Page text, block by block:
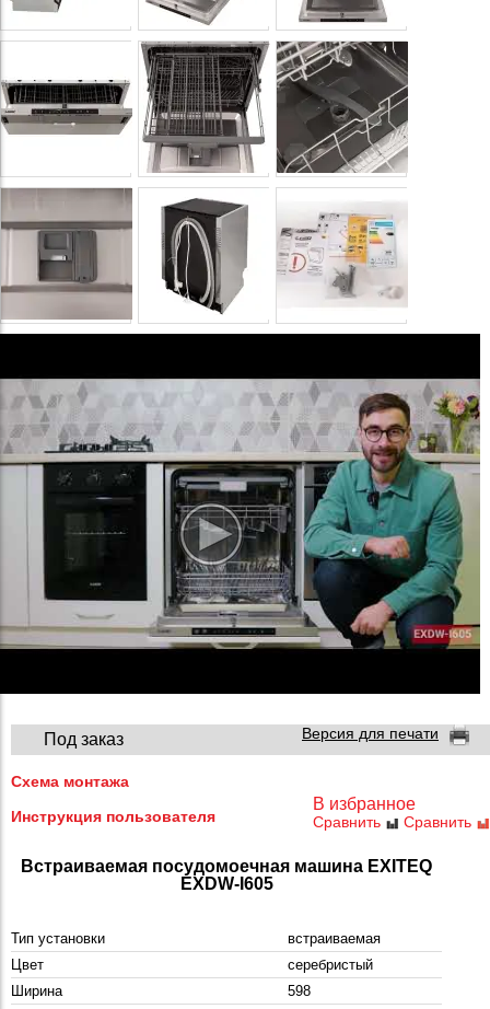
В избранное
Сравнить Сравнить
Под заказ Версия для печати
Схема монтажа
Инструкция пользователя
Встраиваемая посудомоечная машина EXITEQ
EXDW-I605
Тип установки
встраиваемая
Цвет
серебристый
Ширина
598